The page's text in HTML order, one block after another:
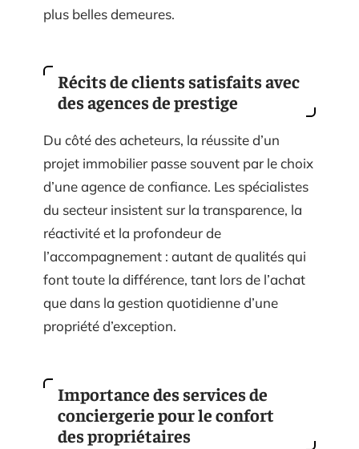
plus belles demeures.
Récits de clients satisfaits avec
des agences de prestige
Du côté des acheteurs, la réussite d’un
projet immobilier passe souvent par le choix
d’une agence de confiance. Les spécialistes
du secteur insistent sur la transparence, la
réactivité et la profondeur de
l’accompagnement : autant de qualités qui
font toute la différence, tant lors de l’achat
que dans la gestion quotidienne d’une
propriété d’exception.
Importance des services de
conciergerie pour le confort
des propriétaires